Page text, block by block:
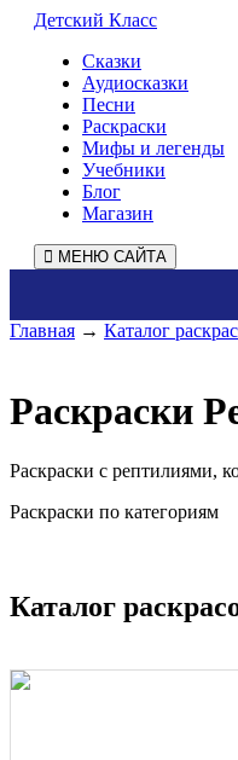
Детский Класс
Сказки
Аудиосказки
Песни
Раскраски
Мифы и легенды
Учебники
Блог
Магазин
МЕНЮ САЙТА
Главная → Каталог
Раскраски
Раскраски с рептилиями,
Раскраски по категориям
Каталог